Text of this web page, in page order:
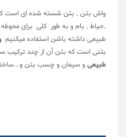
واش بتن , بتن شسته شده ای است
,حیاط , بام و به طور کلی برای
طبیعی داشته باشن استفاده میکنیم
بتنی است که بتن آن از چند ترکیب
طبیعیو سیمان و چسب بتن